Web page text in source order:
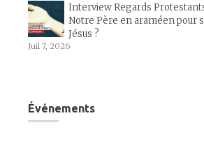
Interview Regards
Notre Père en araméen pour
Jésus ?
Juil 7, 2026
Événements